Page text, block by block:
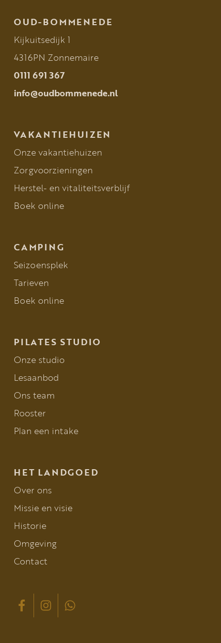
OUD-BOMMENEDE
Kijkuitsedijk 1
4316PN Zonnemaire
0111 691 367
info@oudbommenede.nl
VAKANTIEHUIZEN
Onze vakantiehuizen
Zorgvoorzieningen
Herstel- en vitaliteitsverblijf
Boek online
CAMPING
Seizoensplek
Tarieven
Boek online
PILATES STUDIO
Onze studio
Lesaanbod
Ons team
Rooster
Plan een intake
HET LANDGOED
Over ons
Missie en visie
Historie
Omgeving
Contact